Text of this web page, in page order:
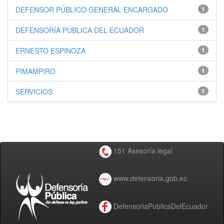
1
DEFENSOR PÚBLICO GENERAL ENCARGADO
1
DEFENSORÍA PÚBLICA DEL ECUADOR
1
ERNESTO ESPINOZA
1
PIMAMPIRO
1
SERVICIOS
151 Asesoría legal
www.defensoria.gob.ec
DefensoriaPublicaDelEcuador